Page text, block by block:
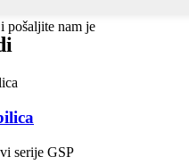
pošaljite nam je